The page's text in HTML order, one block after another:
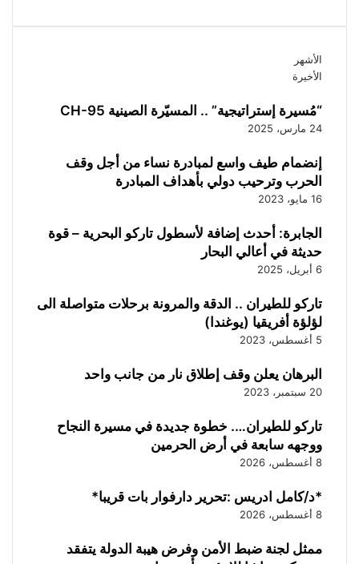
الأشهر
الأخيرة
“مُسيرة إستراتيجية” .. المسيّرة الصينية CH-95
24 مارس، 2025
إنضمام طيف واسع لمبادرة نساء من أجل وقف
الحرب وترحيب دولي بأهداف المبادرة
16 مايو، 2023
الجابرة: أحدث إضافة لأسطول تاركو البحرية – قوة
حديثة في أعالي البحار
6 أبريل، 2025
تاركو للطيران .. الدقة والمرونة برحلات متواصلة الى
لؤلؤة أفريقيا (يوغندا)
5 أغسطس، 2023
البرهان يعلن وقف إطلاق نار من جانب واحد
20 سبتمبر، 2023
تاركو للطيران…. خطوة جديدة في مسيرة النجاح
ووجهه سابعة في أرض الحرمين
8 أغسطس، 2026
‏*د/كامل ادريس :تحرير دارفوار بات قريبا*
8 أغسطس، 2026
ممثل لجنة ضبط الأمن وفرض هيبة الدولة يتفقد